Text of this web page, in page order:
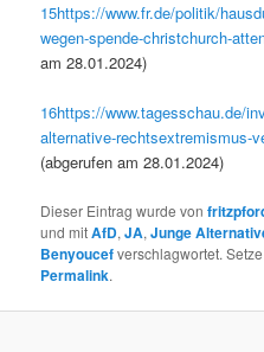
15https://www.fr.de/politik/
wegen-spende-christchurch-
am 28.01.2024)
16https://www.tagesschau.de/
alternative-rechtsextremismus-
(abgerufen am 28.01.2024)
Dieser Eintrag wurde von
und mitAfD,JA,Junge
Benyoucefverschlagwortet.
Permalink.